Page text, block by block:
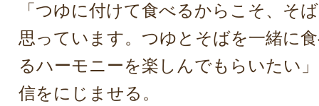
「つゆに付けて食べるからこそ、そ
思っています。つゆとそばを一緒に
るハーモニーを楽しんでもらいたい
信をにじませる。